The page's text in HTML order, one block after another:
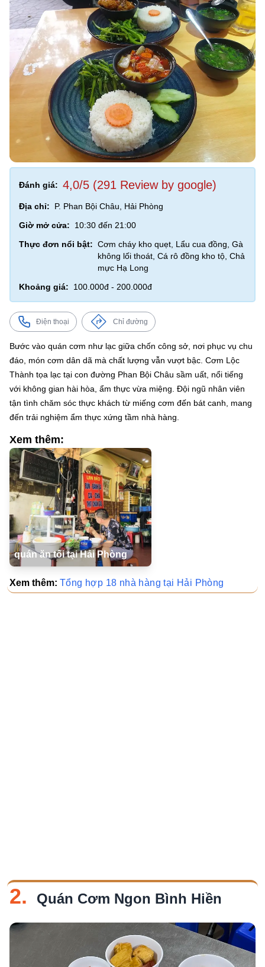
Đánh giá: 4,0/5 (291 Review by google)
Địa chỉ:
P. Phan Bội Châu, Hải Phòng
Giờ mở cửa:
10:30 đến 21:00
Thực đơn nổi bật: Cơm cháy kho quẹt, Lẩu cua đồng, Gà
không lối thoát, Cá rô đồng kho tộ, Chả
mực Hạ Long
Khoảng giá:
100.000đ - 200.000đ
Điện thoại Chỉ đường
Bước vào quán cơm như lạc giữa chốn công sở, nơi phục vụ chu
đáo, món cơm dân dã mà chất lượng vẫn vượt bậc. Cơm Lộc
Thành tọa lạc tại con đường Phan Bội Châu sầm uất, nổi tiếng
với không gian hài hòa, ẩm thực vừa miệng. Đội ngũ nhân viên
tận tình chăm sóc thực khách từ miếng cơm đến bát canh, mang
đến trải nghiệm ẩm thực xứng tầm nhà hàng.
Xem thêm:
quán ăn tối tại Hải Phòng
Xem thêm: Tổng hợp 18 nhà hàng tại Hải Phòng
2. Quán Cơm Ngon Bình Hiền